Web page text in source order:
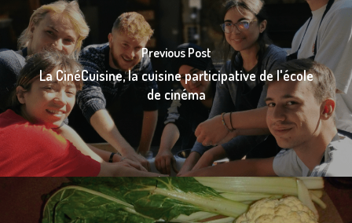
Previous Post
La CinéCuisine, la cuisine participative de l'école
de cinéma